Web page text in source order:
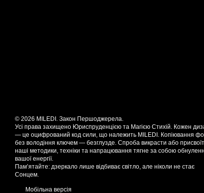
© 2026 MILEDI. Закон Першоджерела.
Усі права захищено Юриспруденцією та Магією Стихій. Кожен
— це оцифрований код сили, що належить MILEDI. Копіювання
без володіння ключем — безглузде. Спроба викрасти або
наші методики, техніки та напрацювання тягне за собою
вашої енергії.
Пам’ятайте: дзеркало лише відбиває світло, але ніколи не стає
Сонцем.
Мобільна версія